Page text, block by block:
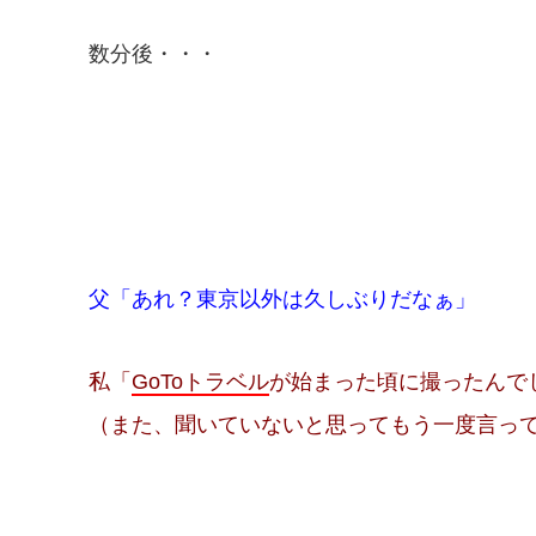
数分後・・・
父「あれ？東京以外は久しぶりだなぁ」
私「 GoToトラベルが始まった頃に撮ったんで
（また、聞いていないと思ってもう一度言っ